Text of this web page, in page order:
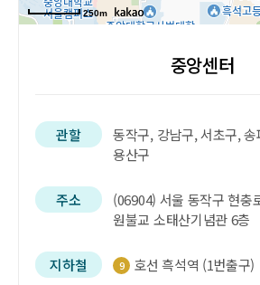
250m
중앙센터
관할
동작구, 강남구, 서초구,
용산구
주소
(06904) 서울 동작구 현충
원불교 소태산기념관 6층
지하철 9 호선 흑석역 (1번출구)